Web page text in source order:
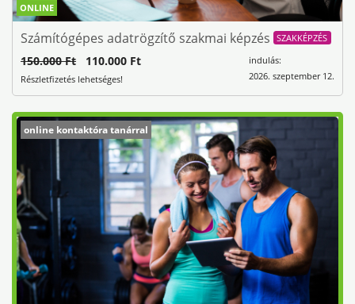
ONLINE
Számítógépes adatrögzítő szakmai képzés
SZAKKÉPZÉS
indulás:
2026. szeptember 12.
150.000 Ft 110.000 Ft
Részletfizetés lehetséges!
online kontaktóra tanárral